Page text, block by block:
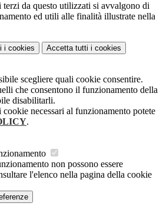
da questo utilizzati si avvalgono di
ed utili alle finalità illustrate nella
i cookies Accetta tutti i cookies
scegliere quali cookie consentire.
che consentono il funzionamento della
disabilitarli.
necessari al funzionamento potete
.
non possono essere
l'elenco nella pagina della cookie